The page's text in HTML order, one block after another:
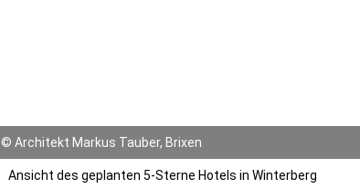
© Architekt Markus Tauber, Brixen
Ansicht des geplanten 5-Sterne Hotels in Winterberg